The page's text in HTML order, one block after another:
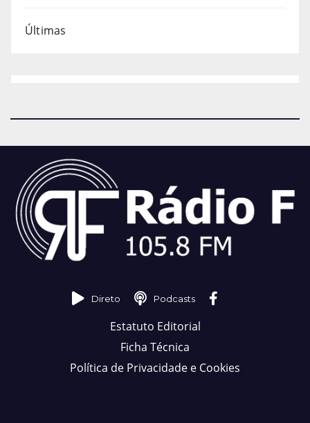
Últimas
Direto Podcasts
Estatuto Editorial
Ficha Técnica
Política de Privacidade e Cookies